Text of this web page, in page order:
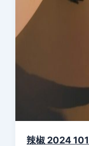
辣椒 2024